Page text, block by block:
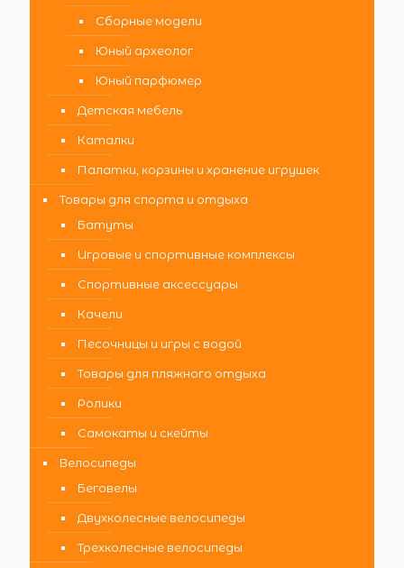
Сборные модели
Юный археолог
Юный парфюмер
Детская мебель
Каталки
Палатки, корзины и хранение игрушек
Товары для спорта и отдыха
Батуты
Игровые и спортивные комплексы
Спортивные аксессуары
Качели
Песочницы и игры с водой
Товары для пляжного отдыха
Ролики
Самокаты и скейты
Велосипеды
Беговелы
Двухколесные велосипеды
Трехколесные велосипеды